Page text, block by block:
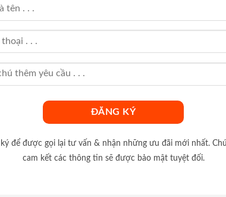
để được gọi lại tư vấn & nhận những ưu đãi mới nhất.
cam kết các thông tin sẽ được bảo mật tuyệt đối.